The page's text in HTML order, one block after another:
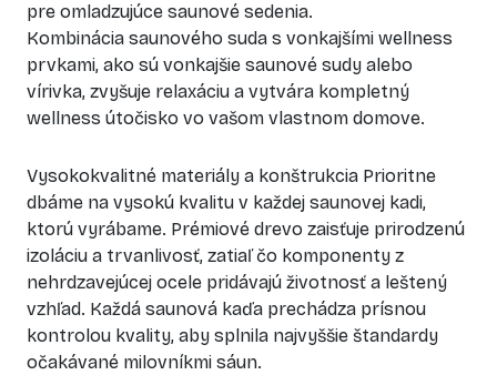
pre omladzujúce saunové sedenia.
Kombinácia saunového suda s vonkajšími wellness
prvkami, ako sú vonkajšie saunové sudy alebo
vírivka, zvyšuje relaxáciu a vytvára kompletný
wellness útočisko vo vašom vlastnom domove.
Vysokokvalitné materiály a konštrukcia Prioritne
dbáme na vysokú kvalitu v každej saunovej kadi,
ktorú vyrábame. Prémiové drevo zaisťuje prirodzenú
izoláciu a trvanlivosť, zatiaľ čo komponenty z
nehrdzavejúcej ocele pridávajú životnosť a leštený
vzhľad. Každá saunová kaďa prechádza prísnou
kontrolou kvality, aby splnila najvyššie štandardy
očakávané milovníkmi sáun.